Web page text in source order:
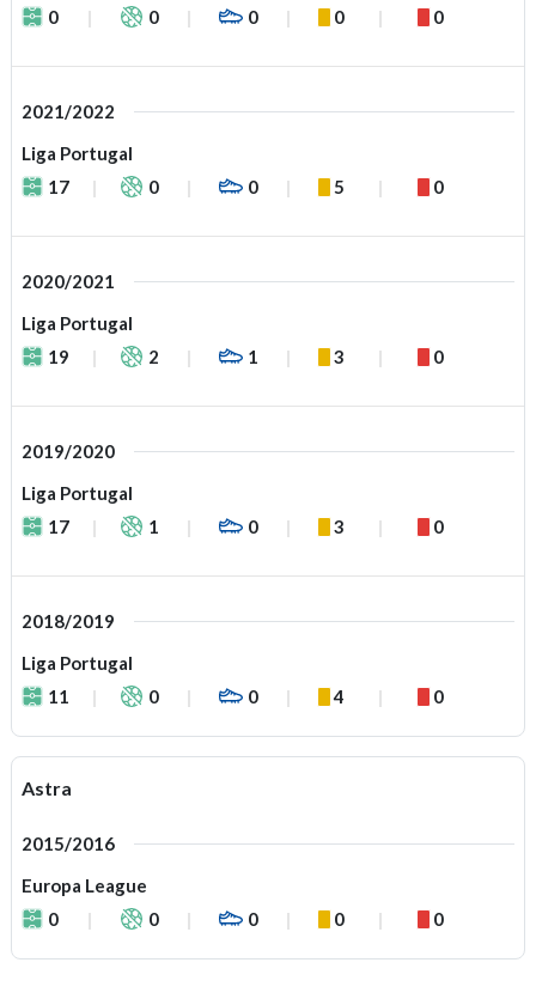
0
0 0 0 0
2021/2022
Liga Portugal
17
0 0 5 0
2020/2021
Liga Portugal
19
2 1 3 0
2019/2020
Liga Portugal
17
1 0 3 0
2018/2019
Liga Portugal
11
0 0 4 0
Astra
2015/2016
Europa League
0
0 0 0 0